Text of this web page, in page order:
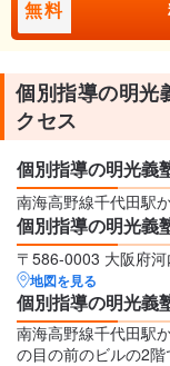
無料
個別指導の明光
クセス
個別指導の明光義
南海高野線千代田駅
個別指導の明光義
〒586-0003 大阪府
地図を見る
個別指導の明光義
南海高野線千代田駅
の目の前のビルの2階